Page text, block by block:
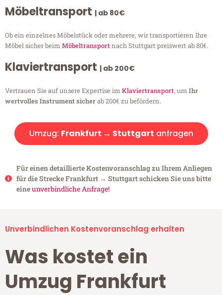
Möbeltransport | ab 80€
Ob ein einzelnes Möbelstück oder mehrere, wir transportieren Ihre
Möbel sicher beim Möbeltransportnach Stuttgart preiswert ab 80€.
Klaviertransport | ab 200€
Vertrauen Sie auf unsere Expertise im Klaviertransport, um Ihr
wertvolles Instrument sicherab 200€ zu befördern.
Umzug: Frankfurt → Stuttgart anfragen
Für einen detaillierte Kostenvoranschlag zu Ihrem Anliegen
für die Strecke Frankfurt → Stuttgart schicken Sie uns bitte
eineunverbindliche Anfrage!
Unverbindlichen Kostenvoranschlag erhalten
Was kostet ein
Umzug Frankfurt